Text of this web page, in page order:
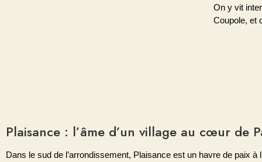
On y vit
Coupole, et
Plaisance : l’âme d’un village au cœur de
Dans le sud de l’arrondissement, Plaisance est un havre de paix à